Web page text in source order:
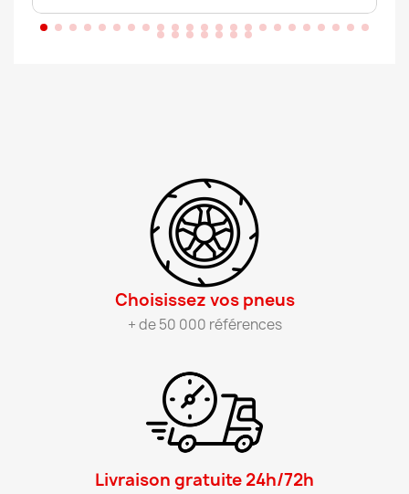
Choisissez vos pneus​
+ de 50 000 références
Livraison gratuite 24h/72h​